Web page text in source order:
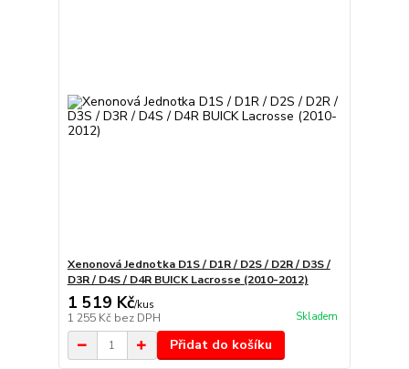
Xenonová Jednotka D1S / D1R / D2S / D2R / D3S /
D3R / D4S / D4R BUICK Lacrosse (2010-2012)
1 519 Kč/kus
1 255 Kč bez DPH Skladem
Přidat do košíku